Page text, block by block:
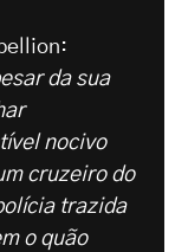
da sua
nocivo
cruzeiro do
trazida
o quão